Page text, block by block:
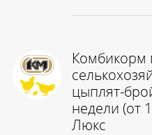
Комбикорм
цыплят-
недели (от
Люкс